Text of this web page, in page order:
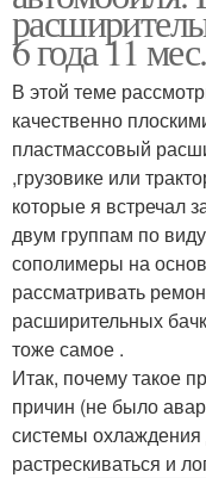
6 года 11
В этой теме
качественно
пластмассовый
,грузовике или
которые я встречал
двум группам по
сополимеры на
рассматривать
расширительных
тоже самое .
Итак, почему такое
причин (не было
системы охлаждения
растрескиваться и